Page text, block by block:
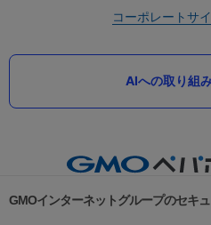
コーポレートサ
AIへの取り組
GMOインターネットグループのセキ